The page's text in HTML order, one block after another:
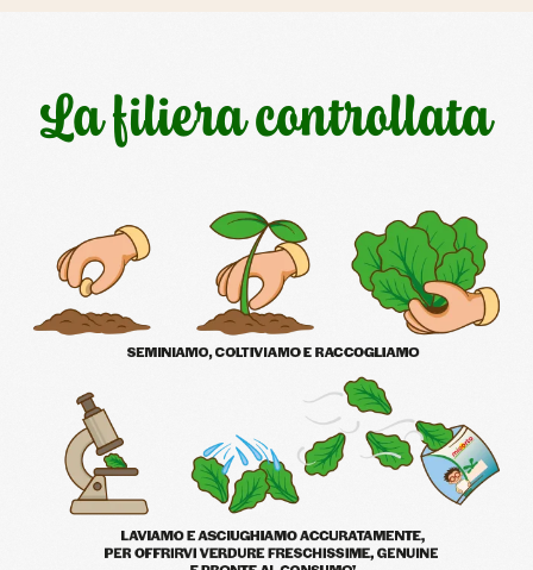
La filiera controllata